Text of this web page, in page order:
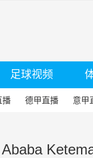
足球视频
播 德甲直播 意甲